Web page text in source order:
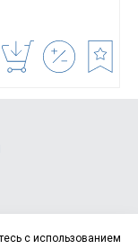
с использованием